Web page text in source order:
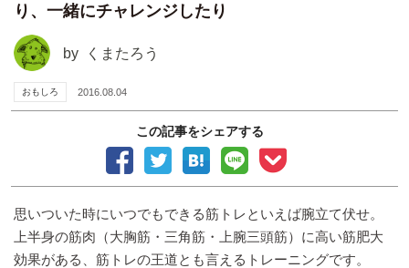
り、一緒にチャレンジしたり
by くまたろう
おもしろ 2016.08.04
この記事をシェアする
思いついた時にいつでもできる筋トレといえば腕立て伏せ。
上半身の筋肉（大胸筋・三角筋・上腕三頭筋）に高い筋肥大
効果がある、筋トレの王道とも言えるトレーニングです。